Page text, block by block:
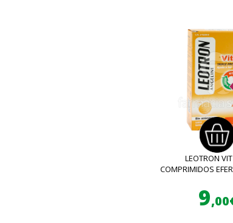
LEOTRON
COMPRIMIDOS
9